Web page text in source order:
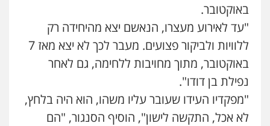
באוקטובר.
"עד לאירוע מעצרו, הנאשם יצא מהיחידה רק
ללוויות ולביקור פצועים. מעבר לכך לא יצא מאז 7
באוקטובר, מתוך מחויבות ללחימה, גם לאחר
נפילת בן דודו".
"מפקדיו העידו שעובר עליו משהו, הוא היה בלחץ,
לא אכל, התקשה לישון", הוסיף הסנגור, "הם